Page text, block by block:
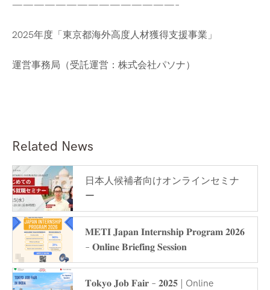
———————————————–
2025年度「東京都海外高度人材獲得支援事業」
運営事務局（受託運営：株式会社パソナ）
Related News
日本人候補者向けオンラインセミナ
ー
𝐌𝐄𝐓𝐈 𝐉𝐚𝐩𝐚𝐧 𝐈𝐧𝐭𝐞𝐫𝐧𝐬𝐡𝐢𝐩 𝐏𝐫𝐨𝐠𝐫𝐚𝐦 𝟐𝟎𝟐𝟔
– 𝐎𝐧𝐥𝐢𝐧𝐞 𝐁𝐫𝐢𝐞𝐟𝐢𝐧𝐠 𝐒𝐞𝐬𝐬𝐢𝐨𝐧
𝐓𝐨𝐤𝐲𝐨 𝐉𝐨𝐛 𝐅𝐚𝐢𝐫 – 𝟐𝟎𝟐𝟓 | Online